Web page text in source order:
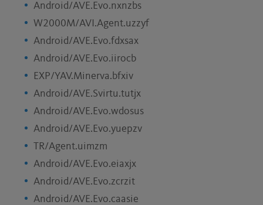
Android/AVE.Evo.nxnzbs
W2000M/AVI.Agent.uzzyf
Android/AVE.Evo.fdxsax
Android/AVE.Evo.iirocb
EXP/YAV.Minerva.bfxiv
Android/AVE.Svirtu.tutjx
Android/AVE.Evo.wdosus
Android/AVE.Evo.yuepzv
TR/Agent.uimzm
Android/AVE.Evo.eiaxjx
Android/AVE.Evo.zcrzit
Android/AVE.Evo.caasie